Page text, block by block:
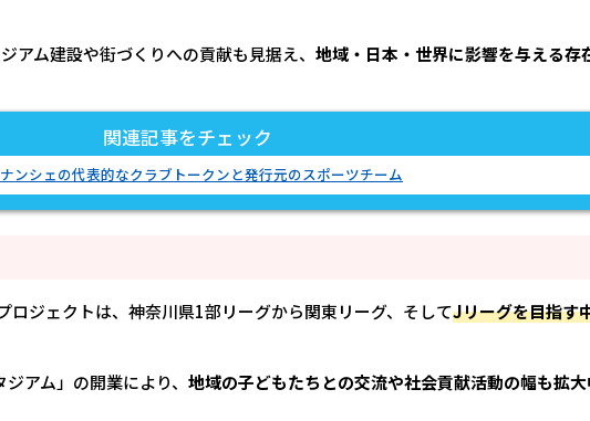
アム建設や街づくりへの貢献も見据え、地域・日本・世界に影響を与える存
関連記事をチェック
ンシェの代表的なクラブトークンと発行元のスポーツチーム
ロジェクトは、神奈川県1部リーグから関東リーグ、そしてJリーグを目指す
アム」の開業により、地域の子どもたちとの交流や社会貢献活動の幅も拡